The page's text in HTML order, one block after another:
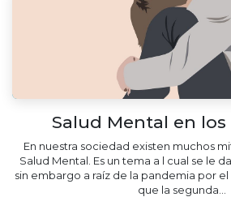
Salud Mental en
En nuestra sociedad existen muchos
Salud Mental. Es un tema a l cual se le
sin embargo a raíz de la pandemia por
que la segunda...